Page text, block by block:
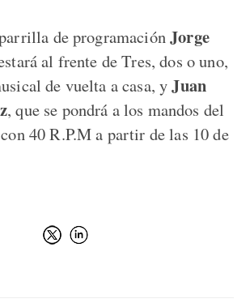
de programaciónJorge
al frente de Tres, dos o uno,
de vuelta a casa, yJuan
, que se pondrá a los mandos del
40 R.P.M a partir de las 10 de